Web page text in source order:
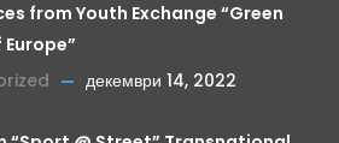
from Youth Exchange “Green
декември 14, 2022